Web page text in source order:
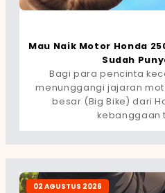
Mau Naik Motor Honda
Sudah
Bagi para pencinta
menunggangi jajaran
besar (Big Bike) dari
kebanggaan
02 AGUSTUS 2026